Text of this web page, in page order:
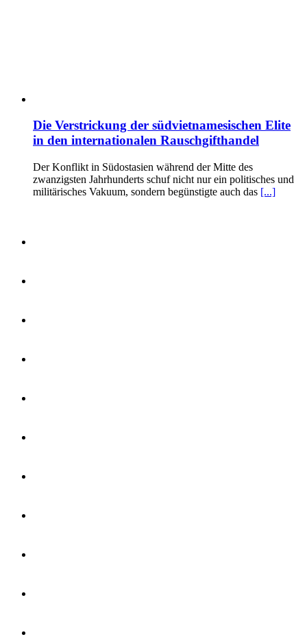
Die Verstrickung der südvietnamesischen Elite
in den internationalen Rauschgifthandel
Der Konflikt in Südostasien während der Mitte des
zwanzigsten Jahrhunderts schuf nicht nur ein politisches und
militärisches Vakuum, sondern begünstigte auch das [...]